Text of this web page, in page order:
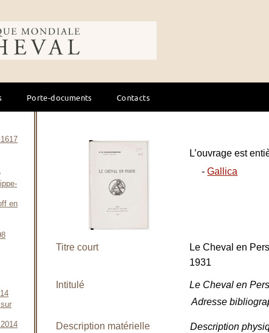
du cheval
Porte-documents Contacts
en
L’ouvrage est
-Gallica
Titre court
Le Cheval en
1931
Intitulé Le Cheval en
Adresse
Description matérielle Description